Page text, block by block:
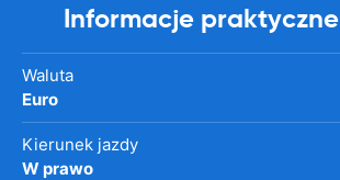
Informacje praktyczne
Waluta
Euro
Kierunek jazdy
W prawo